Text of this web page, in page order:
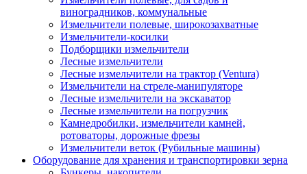
виноградников, коммунальные
Измельчители полевые, широкозахватные
Измельчители-косилки
Подборщики измельчители
Лесные измельчители
Лесные измельчители на трактор (Ventura)
Измельчители на стреле-манипуляторе
Лесные измельчители на экскаватор
Лесные измельчители на погрузчик
Камнедробилки, измельчители камней,
ротоваторы, дорожные фрезы
Измельчители веток (Рубильные машины)
Оборудование для хранения и транспортировки зерна